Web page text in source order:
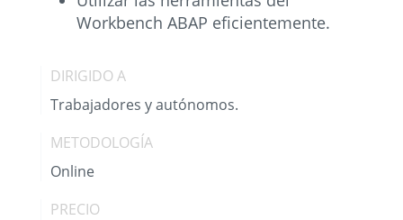
Workbench ABAP eficientemente.
DIRIGIDO A
Trabajadores y autónomos.
METODOLOGÍA
Online
PRECIO